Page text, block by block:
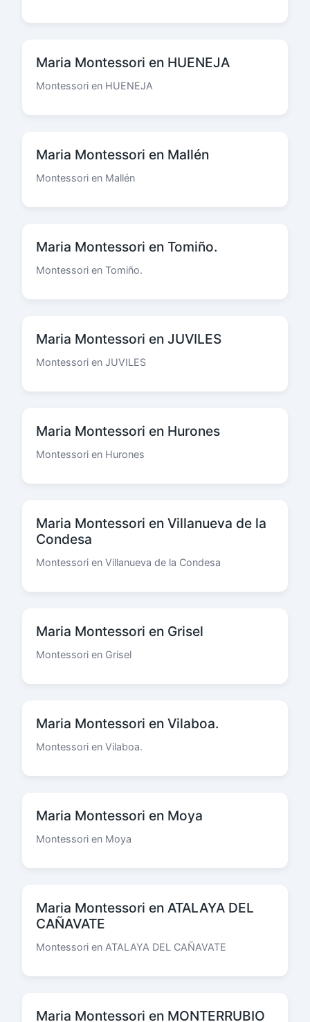
Maria Montessori en HUENEJA
Montessori en HUENEJA
Maria Montessori en Mallén
Montessori en Mallén
Maria Montessori en Tomiño.
Montessori en Tomiño.
Maria Montessori en JUVILES
Montessori en JUVILES
Maria Montessori en Hurones
Montessori en Hurones
Maria Montessori en Villanueva de la
Condesa
Montessori en Villanueva de la Condesa
Maria Montessori en Grisel
Montessori en Grisel
Maria Montessori en Vilaboa.
Montessori en Vilaboa.
Maria Montessori en Moya
Montessori en Moya
Maria Montessori en ATALAYA DEL
CAÑAVATE
Montessori en ATALAYA DEL CAÑAVATE
Maria Montessori en MONTERRUBIO